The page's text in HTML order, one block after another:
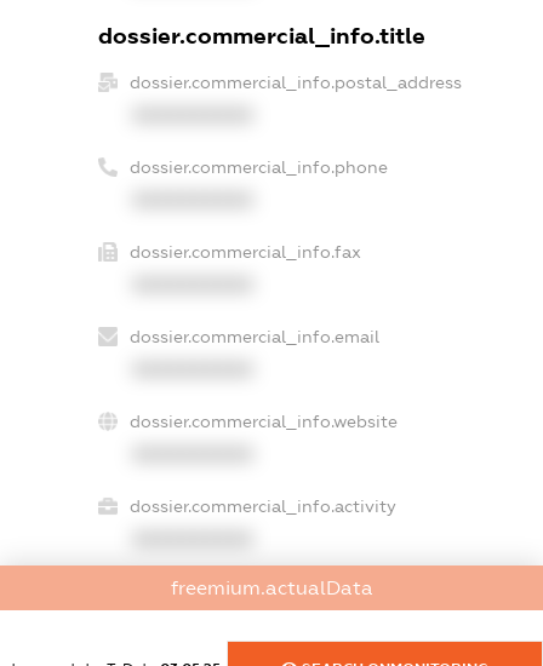
dossier.commercial_info.title
dossier.commercial_info.postal_address
dossier.commercial_info.phone
dossier.commercial_info.fax
dossier.commercial_info.email
dossier.commercial_info.website
dossier.commercial_info.activity
freemium.exampleText_1
freemium.actualData